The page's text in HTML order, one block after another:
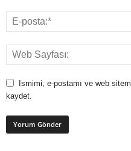
Ismimi, e-postamı ve web
kaydet.